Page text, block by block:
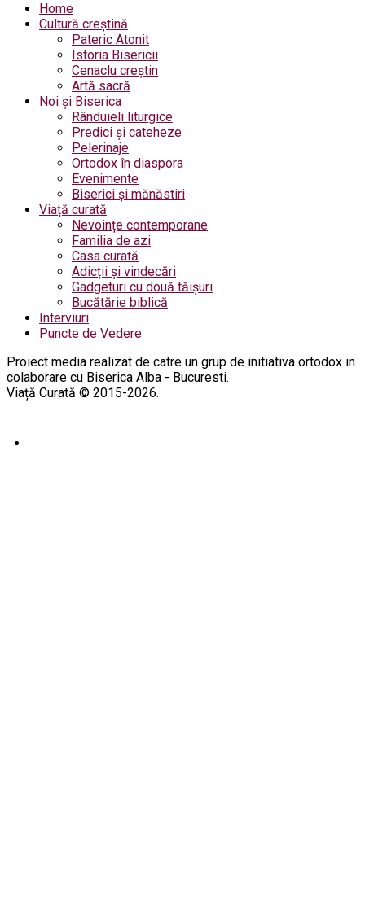
Home
Cultură creștină
Pateric Atonit
Istoria Bisericii
Cenaclu creștin
Artă sacră
Noi și Biserica
Rânduieli liturgice
Predici și cateheze
Pelerinaje
Ortodox în diaspora
Evenimente
Biserici și mănăstiri
Viață curată
Nevoințe contemporane
Familia de azi
Casa curată
Adicții și vindecări
Gadgeturi cu două tăișuri
Bucătărie biblică
Interviuri
Puncte de Vedere
Proiect media realizat de catre un grup de initiativa ortodox in
colaborare cu Biserica Alba - Bucuresti.
Viață Curată © 2015-2026.